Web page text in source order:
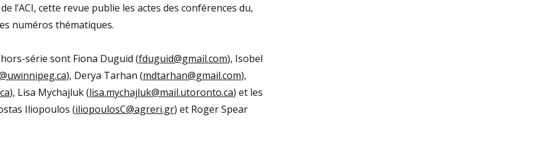
l’ACI, cette revue publie les actes des conférences du,
numéros thématiques.
série sont Fiona Duguid (fduguid@gmail.com), Isobel
), Derya Tarhan (mdtarhan@gmail.com),
), Lisa Mychajluk (lisa.mychajluk@mail.utoronto.ca) et les
Iliopoulos (iliopoulosC@agreri.gr) et Roger Spear